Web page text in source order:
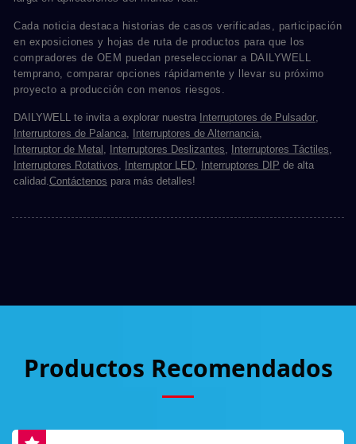
Cada noticia destaca historias de casos verificadas, participación
en exposiciones y hojas de ruta de productos para que los
compradores de OEM puedan preseleccionar a DAILYWELL
temprano, comparar opciones rápidamente y llevar su próximo
proyecto a producción con menos riesgos.
DAILYWELL te invita a explorar nuestra Interruptores de Pulsador
Interruptores de Palanca Interruptores de Alternancia
Interruptor de Metal
Interruptores Deslizantes Interruptores Táctiles
Interruptores Rotativos
Interruptor LED Interruptores DIP de alta
calidad. Contáctenos para más detalles!
Productos Recomendados